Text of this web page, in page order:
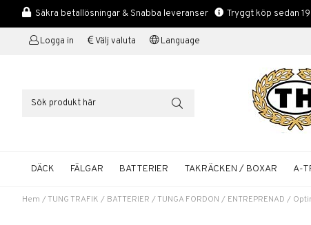
Säkra betallösningar & Snabba leveranser Tryggt köp sedan
Logga in Välj valuta Language
DÄCK FÄLGAR BATTERIER TAKRÄCKEN / BOXAR A-
Hem /TUNG TRAFIK / BATTERIER /TUNGA FORDON / ENTREPRENAD /